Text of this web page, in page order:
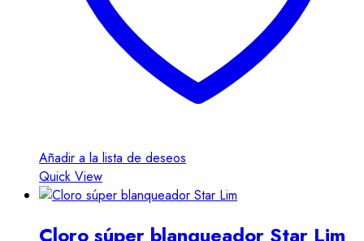
Añadir a la lista de deseos
Quick View
Cloro súper blanqueador Star Lim